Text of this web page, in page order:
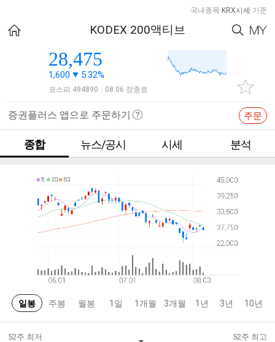
국내종목 KRX시세 기준
KODEX 200액티브
28,475
1,600 5.32%
코스피 494890 08.06 장종료
증권플러스 앱으로 주문하기 주문
종합 뉴스/공시 시세 분석
일봉 주봉 월봉 1일 1개월 3개월 1년 3년 10년
52주 최저 52주 최고